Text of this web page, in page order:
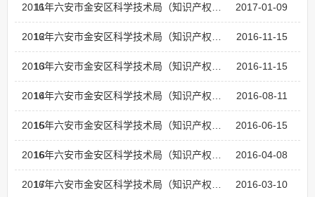
2017-01-09
11
2016-11-15
12
2016-11-15
13
2016-08-11
14
2016-06-15
15
2016-04-08
16
2016-03-10
17